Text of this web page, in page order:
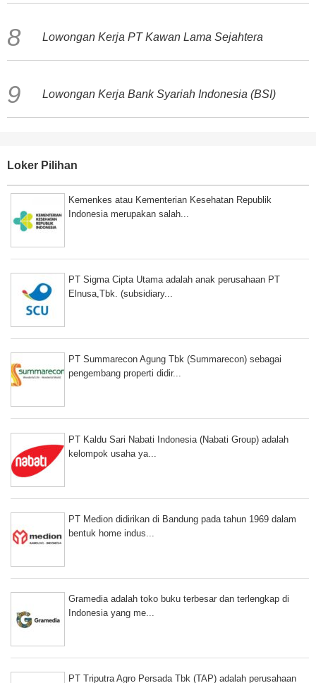
Lowongan Kerja PT Kawan Lama Sejahtera
Lowongan Kerja Bank Syariah Indonesia (BSI)
Loker Pilihan
Kemenkes atau Kementerian Kesehatan Republik
Indonesia merupakan salah...
PT Sigma Cipta Utama adalah anak perusahaan PT
Elnusa,Tbk. (subsidiary...
PT Summarecon Agung Tbk (Summarecon) sebagai
pengembang properti didir...
PT Kaldu Sari Nabati Indonesia (Nabati Group) adalah
kelompok usaha ya...
PT Medion didirikan di Bandung pada tahun 1969 dalam
bentuk home indus...
Gramedia adalah toko buku terbesar dan terlengkap di
Indonesia yang me...
PT Triputra Agro Persada Tbk (TAP) adalah perusahaan